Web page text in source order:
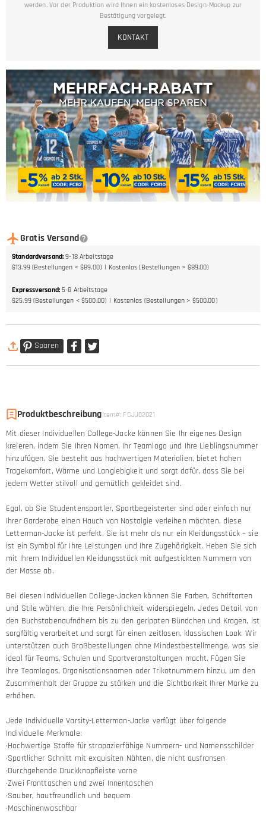
werden. Vor der Produktion wird Ihnen ein kostenloses Design-Mockup zur
Bestätigung vorgelegt.
KONTAKT
Gratis Versand
Standardversand: 9-18 Arbeitstage
$13.99 (Bestellungen < $89.00)
Kostenlos (Bestellungen > $89.00)
Expressversand: 5-8 Arbeitstage
$25.99 (Bestellungen < $500.00)
Kostenlos (Bestellungen > $500.00)
Sparen
ProduktbeschreibungItem#: FCJJ02021
Mit dieser Individuellen College-Jacke können Sie Ihr eigenes Design
kreieren, indem Sie Ihren Namen, Ihr Teamlogo und Ihre Lieblingsnummer
hinzufügen. Sie besteht aus hochwertigen Materialien, bietet hohen
Tragekomfort, Wärme und Langlebigkeit und sorgt dafür, dass Sie bei
jedem Wetter stilvoll und gemütlich gekleidet sind.
Egal, ob Sie Studentensportler, Sportbegeisterter sind oder einfach nur
Ihrer Garderobe einen Hauch von Nostalgie verleihen möchten, diese
Letterman-Jacke ist perfekt. Sie ist mehr als nur ein Kleidungsstück – sie
ist ein Symbol für Ihre Leistungen und Ihre Zugehörigkeit. Heben Sie sich
mit Ihrem Individuellen Kleidungsstück mit aufgestickten Nummern von
der Masse ab.
Bei diesen Individuellen College-Jacken können Sie Farben, Schriftarten
und Stile wählen, die Ihre Persönlichkeit widerspiegeln. Jedes Detail, von
den Buchstabenaufnähern bis zu den gerippten Bündchen und Kragen, ist
sorgfältig verarbeitet und sorgt für einen zeitlosen, klassischen Look. Wir
unterstützen auch Großbestellungen ohne Mindestbestellmenge, was sie
ideal für Teams, Schulen und Sportveranstaltungen macht. Fügen Sie
Ihre Teamlogos, Organisationsnamen oder Trikotnummern hinzu, um den
Zusammenhalt der Gruppe zu stärken und die Sichtbarkeit Ihrer Marke zu
erhöhen.
Jede Individuelle Varsity-Letterman-Jacke verfügt über folgende
Individuelle Merkmale:
·Hochwertige Stoffe für strapazierfähige Nummern- und Namensschilder
·Sportlicher Schnitt mit exquisiten Nähten, die nicht ausfransen
·Durchgehende Druckknopfleiste vorne
·Zwei Fronttaschen und zwei Innentaschen
·Sauber, hautfreundlich und bequem
·Maschinenwaschbar